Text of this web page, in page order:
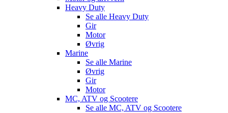
Heavy Duty
Se alle Heavy Duty
Gir
Motor
Øvrig
Marine
Se alle Marine
Øvrig
Gir
Motor
MC, ATV og Scootere
Se alle MC, ATV og Scootere